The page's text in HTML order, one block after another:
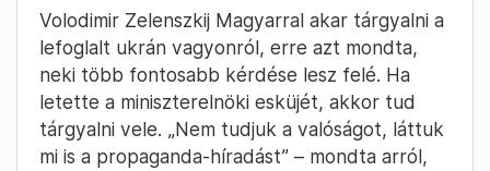
Volodimir Zelenszkij Magyarral akar tárgyalni a
lefoglalt ukrán vagyonról, erre azt mondta,
neki több fontosabb kérdése lesz felé. Ha
letette a miniszterelnöki esküjét, akkor tud
tárgyalni vele. „Nem tudjuk a valóságot, láttuk
mi is a propaganda-híradást” – mondta arról,